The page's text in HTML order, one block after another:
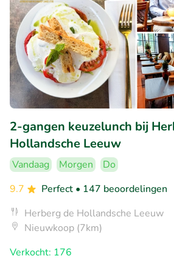
2-gangen keuzelunch bij
Hollandsche Leeuw
Vandaag Morgen
Do
9.7
Perfect • 147 beoordelingen
Herberg de Hollandsche Leeuw
Nieuwkoop (7km)
Verkocht: 176